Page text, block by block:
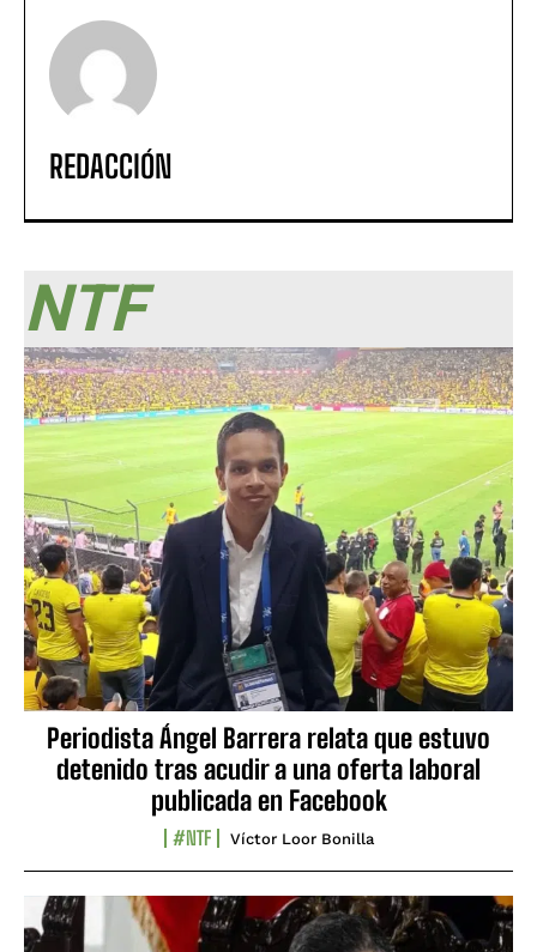
REDACCIÓN
NTF
Periodista Ángel Barrera relata que estuvo
detenido tras acudir a una oferta laboral
publicada en Facebook
#NTF Víctor Loor Bonilla